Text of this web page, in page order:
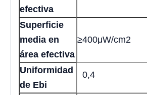
efectiva
Superficie
media en
área efectiva
≥400μW/cm2
Uniformidad
de Ebi
0,4